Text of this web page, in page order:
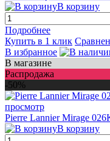
В корзину
Подробнее
Купить в 1 клик
В избранное
В магазине
Распродажа
-50%
просмотр
Pierre Lannier Mirage
В корзину